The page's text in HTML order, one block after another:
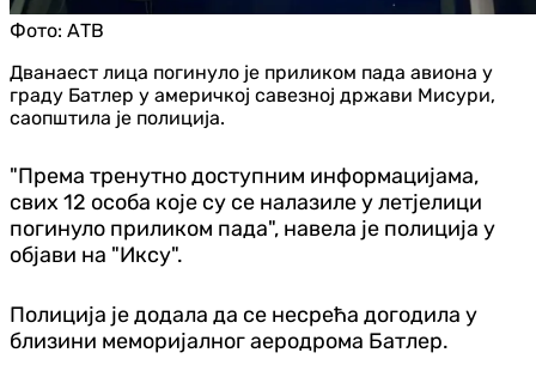
Фото: АТВ
Дванаест лица погинуло је приликом пада авиона у
граду Батлер у америчкој савезној држави Мисури,
саопштила је полиција.
"Према тренутно доступним информацијама,
свих 12 особа које су се налазиле у летјелици
погинуло приликом пада", навела је полиција у
објави на "Иксу".
Полиција је додала да се несрећа догодила у
близини меморијалног аеродрома Батлер.